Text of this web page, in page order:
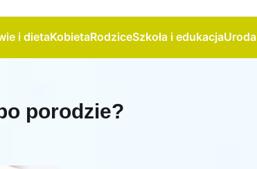
i dietaKobietaRodziceSzkoła i edukacjaUroda
porodzie?